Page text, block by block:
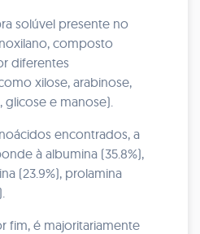
solúvel presente no
composto
diferentes
xilose, arabinose,
glicose e manose).
encontrados, a
à albumina (35.8%),
(23.9%), prolamina
fim, é majoritariamente